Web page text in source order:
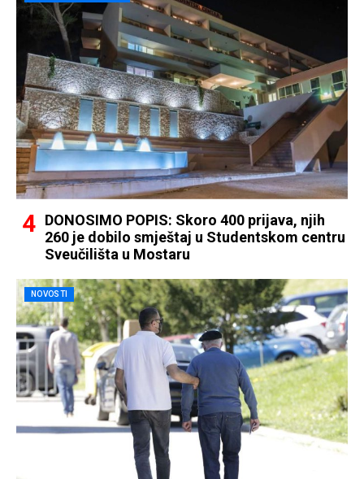
DONOSIMO POPIS: Skoro 400 prijava, njih
260 je dobilo smještaj u Studentskom centru
Sveučilišta u Mostaru
NOVOSTI